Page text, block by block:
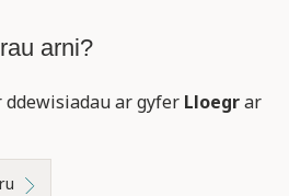
arni?
ddewisiadau ar gyfer Lloegrar